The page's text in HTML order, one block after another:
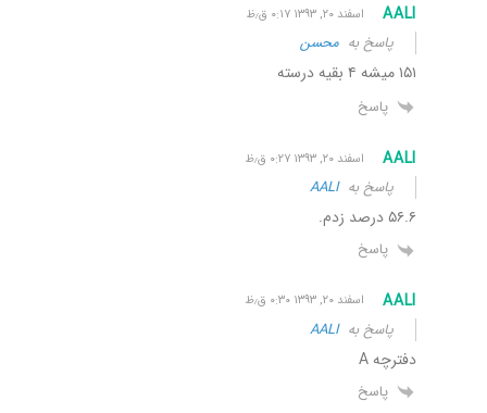
AALI اسفند ۲۰, ۱۳۹۳ ۰:۱۷ ق٫ظ
پاسخ به محسن
۱۵۱ میشه ۴ بقیه درسته
پاسخ
AALI اسفند ۲۰, ۱۳۹۳ ۰:۲۷ ق٫ظ
پاسخ بهAALI
۵۶.۶ درصد زدم.
پاسخ
AALI اسفند ۲۰, ۱۳۹۳ ۰:۳۰ ق٫ظ
پاسخ بهAALI
دفترچه A
پاسخ